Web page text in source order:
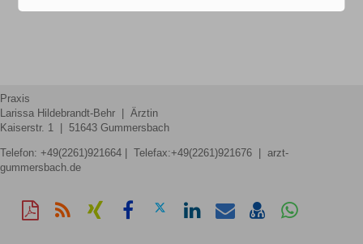
Praxis
Larissa Hildebrandt-Behr | Ärztin
Kaiserstr. 1 | 51643 Gummersbach
Telefon: +49(2261)921664
| Telefax:+49(2261)921676 | arzt-
gummersbach.de
Diese
Seite
RSS-
Feed
Auf
Xing
Auf
Facebook
Auf
Twitter
Auf
LinkedIn
Per
Mail
vCard
speichern